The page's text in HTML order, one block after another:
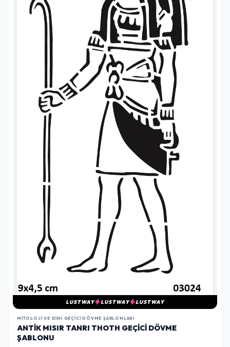
LUSTWAY LUSTWAY LUSTWAY
MITOLOJI VE DINI GEÇICI DÖVME ŞABLONLARI
ANTIK MISIR TANRI THOTH GEÇICI DÖVME
ŞABLONU